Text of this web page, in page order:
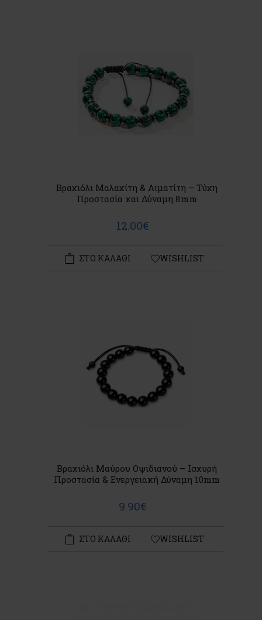
Βραχιόλι Μαλαχίτη & Αιματίτη – Τύχη
Προστασία και Δύναμη 8mm
12.00€
ΣΤΟ ΚΑΛΑΘΙ WISHLIST
Βραχιόλι Μαύρου Οψιδιανού – Ισχυρή
Προστασία & Ενεργειακή Δύναμη 10mm
9.90€
ΣΤΟ ΚΑΛΑΘΙ WISHLIST